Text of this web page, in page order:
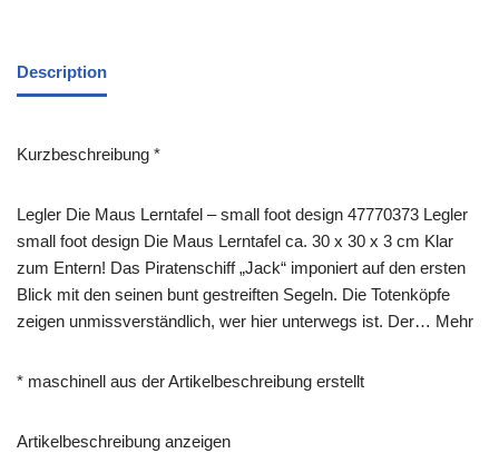
Description
Kurzbeschreibung *
Legler Die Maus Lerntafel – small foot design 47770373 Legler
small foot design Die Maus Lerntafel ca. 30 x 30 x 3 cm Klar
zum Entern! Das Piratenschiff „Jack“ imponiert auf den ersten
Blick mit den seinen bunt gestreiften Segeln. Die Totenköpfe
zeigen unmissverständlich, wer hier unterwegs ist. Der… Mehr
* maschinell aus der Artikelbeschreibung erstellt
Artikelbeschreibung anzeigen